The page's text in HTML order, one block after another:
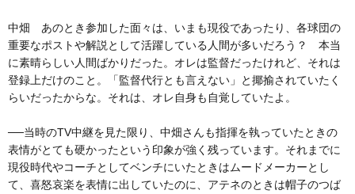
中畑 あのとき参加した面々は、いまも現役であったり、各球団の
重要なポストや解説として活躍している人間が多いだろう？ 本当
に素晴らしい人間ばかりだった。オレは監督だったけれど、それは
登録上だけのこと。「監督代行とも言えない」と揶揄されていたく
らいだったからな。それは、オレ自身も自覚していたよ。
──当時のTV中継を見た限り、中畑さんも指揮を執っていたときの
表情がとても硬かったという印象が強く残っています。それまでに
現役時代やコーチとしてベンチにいたときはムードメーカーとし
て、喜怒哀楽を表情に出していたのに、アテネのときは帽子のつば